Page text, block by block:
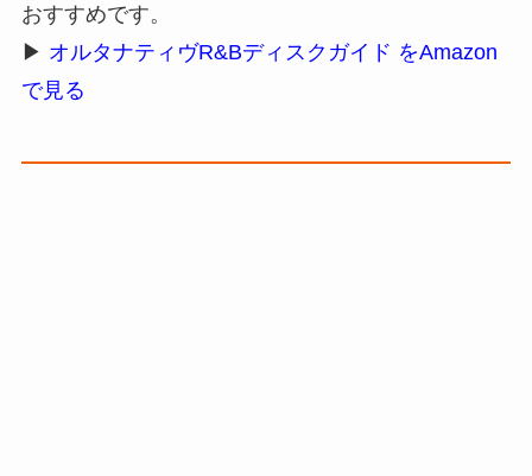
おすすめです。
▶ オルタナティヴR&Bディスクガイド をAmazon
で見る